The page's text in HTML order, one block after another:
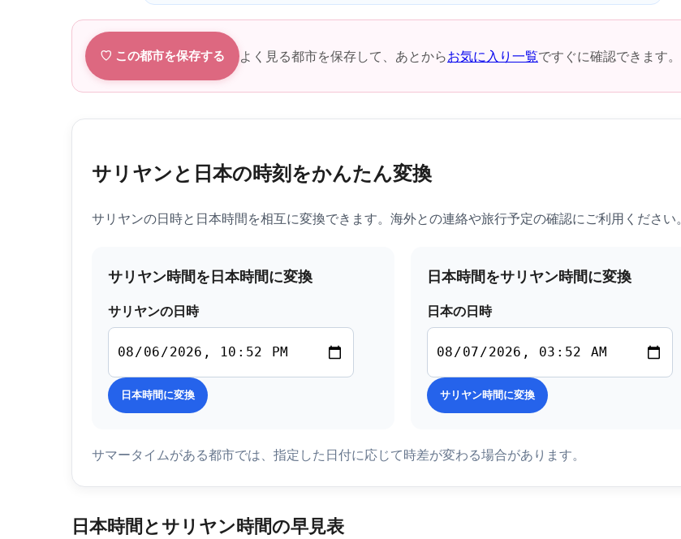
♡ この都市を保存する よく見る都市を保存して、あとからお気に入り一覧ですぐに確認できます。
サリヤンと日本の時刻をかんたん変換
サリヤンの日時と日本時間を相互に変換できます。海外との連絡や旅行予定の確認にご利用ください。
サリヤン時間を日本時間に変換
サリヤンの日時
日本時間に変換
日本時間をサリヤン時間に変換
日本の日時
サリヤン時間に変換
サマータイムがある都市では、指定した日付に応じて時差が変わる場合があります。
日本時間とサリヤン時間の早見表